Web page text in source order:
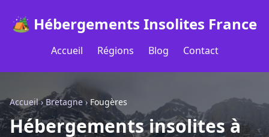
🏕️ Hébergements Insolites France
Accueil Régions Blog Contact
Accueil›Bretagne› Fougères
Hébergements insolites à